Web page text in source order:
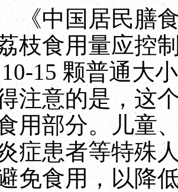
国居民膳食
枝食用量应控
15 颗普通大
注意的是，这
用部分。儿童
症患者等特殊
免食用，以降